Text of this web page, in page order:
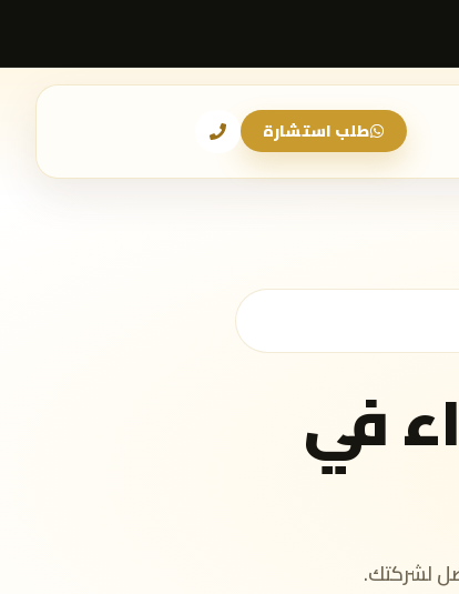
طلب استشارة
في
لشركتك.